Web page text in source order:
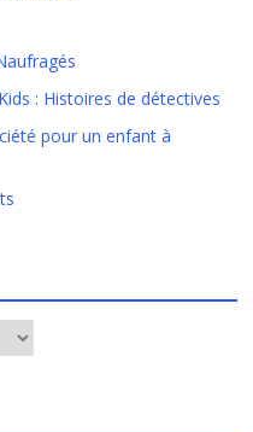
: Histoires de détectives
pour un enfant à